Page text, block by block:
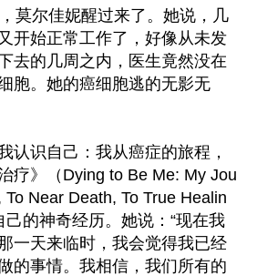
莫尔佳妮醒过来了。她说，几
开始正常工作了，好像从未发
去的几周之内，医生竟然没在
胞。她的癌细胞逃的无影无
认识自己：我从癌症的旅程，
疗》（Dying to Be Me: My Jou
Near Death, To True Healin
的神奇经历。她说：“现在我
一天来临时，我会觉得我已经
的事情。我相信，我们所有的